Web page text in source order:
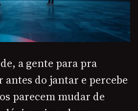
a gente para pra
antes do jantar e percebe
parecem mudar de